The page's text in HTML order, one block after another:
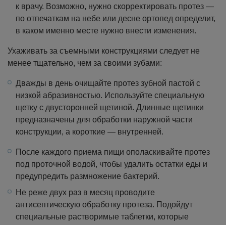
к врачу. Возможно, нужно скорректировать протез —
по отпечаткам на небе или десне ортопед определит,
в каком именно месте нужно внести изменения.
Ухаживать за съемными конструкциями следует не
менее тщательно, чем за своими зубами:
Дважды в день очищайте протез зубной пастой с
низкой абразивностью. Используйте специальную
щетку с двусторонней щетиной. Длинные щетинки
предназначены для обработки наружной части
конструкции, а короткие — внутренней.
После каждого приема пищи ополаскивайте протез
под проточной водой, чтобы удалить остатки еды и
предупредить размножение бактерий.
Не реже двух раз в месяц проводите
антисептическую обработку протеза. Подойдут
специальные растворимые таблетки, которые